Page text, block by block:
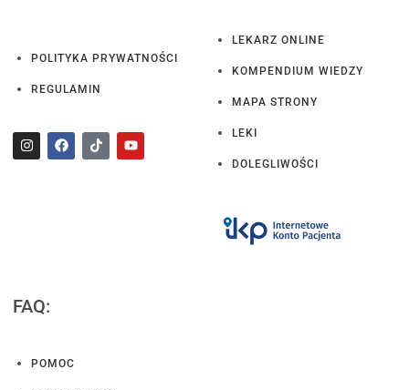
POLITYKA PRYWATNOŚCI
REGULAMIN
LEKARZ ONLINE
KOMPENDIUM WIEDZY
MAPA STRONY
LEKI
DOLEGLIWOŚCI
FAQ:
POMOC